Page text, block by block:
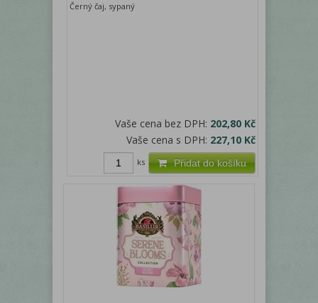
Černý čaj, sypaný
Vaše cena bez DPH: 202,80 Kč
Vaše cena s DPH: 227,10 Kč
Přidat do košíku
ks